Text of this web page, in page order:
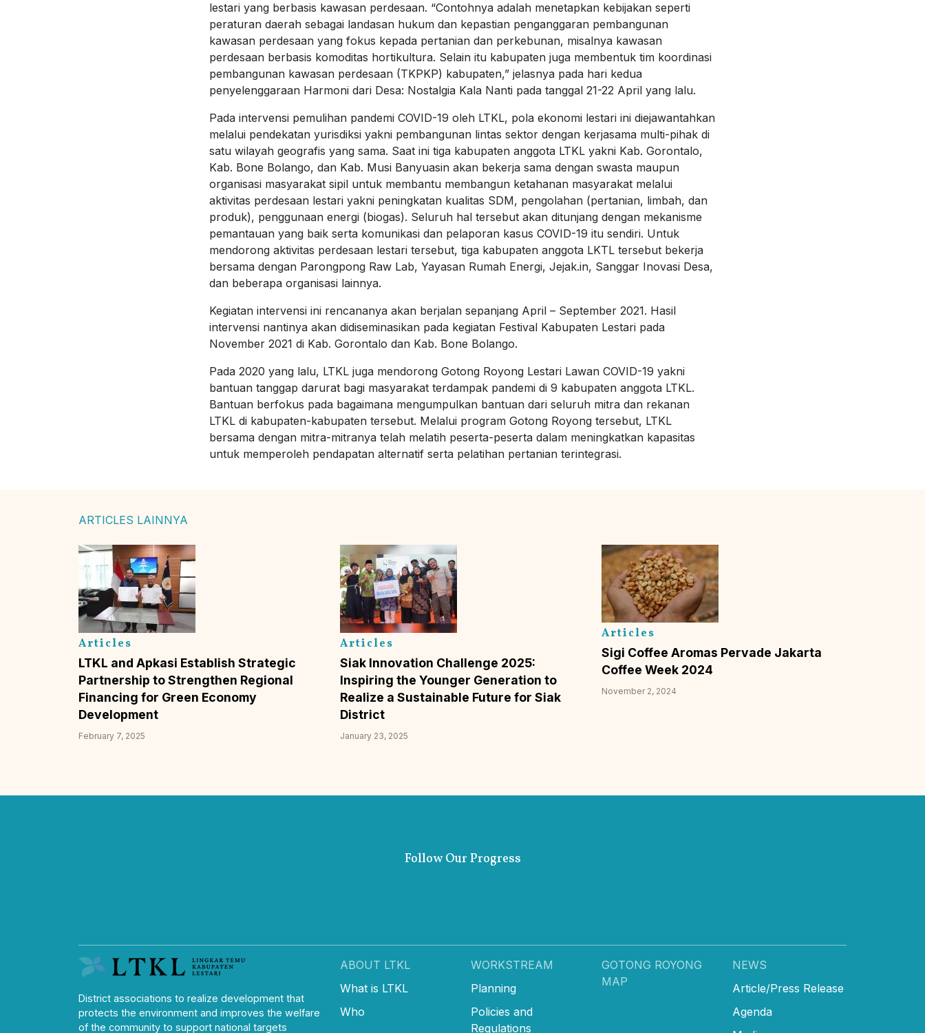
lestari yang berbasis kawasan perdesaan. “Contohnya adalah menetapkan kebijakan seperti
peraturan daerah sebagai landasan hukum dan kepastian penganggaran pembangunan
kawasan perdesaan yang fokus kepada pertanian dan perkebunan, misalnya kawasan
perdesaan berbasis komoditas hortikultura. Selain itu kabupaten juga membentuk tim koordinasi
pembangunan kawasan perdesaan (TKPKP) kabupaten,” jelasnya pada hari kedua
penyelenggaraan Harmoni dari Desa: Nostalgia Kala Nanti pada tanggal 21-22 April yang lalu.
Pada intervensi pemulihan pandemi COVID-19 oleh LTKL, pola ekonomi lestari ini diejawantahkan
melalui pendekatan yurisdiksi yakni pembangunan lintas sektor dengan kerjasama multi-pihak di
satu wilayah geografis yang sama. Saat ini tiga kabupaten anggota LTKL yakni Kab. Gorontalo,
Kab. Bone Bolango, dan Kab. Musi Banyuasin akan bekerja sama dengan swasta maupun
organisasi masyarakat sipil untuk membantu membangun ketahanan masyarakat melalui
aktivitas perdesaan lestari yakni peningkatan kualitas SDM, pengolahan (pertanian, limbah, dan
produk), penggunaan energi (biogas). Seluruh hal tersebut akan ditunjang dengan mekanisme
pemantauan yang baik serta komunikasi dan pelaporan kasus COVID-19 itu sendiri. Untuk
mendorong aktivitas perdesaan lestari tersebut, tiga kabupaten anggota LKTL tersebut bekerja
bersama dengan Parongpong Raw Lab, Yayasan Rumah Energi, Jejak.in, Sanggar Inovasi Desa,
dan beberapa organisasi lainnya.
Kegiatan intervensi ini rencananya akan berjalan sepanjang April – September 2021. Hasil
intervensi nantinya akan didiseminasikan pada kegiatan Festival Kabupaten Lestari pada
November 2021 di Kab. Gorontalo dan Kab. Bone Bolango.
Pada 2020 yang lalu, LTKL juga mendorong Gotong Royong Lestari Lawan COVID-19 yakni
bantuan tanggap darurat bagi masyarakat terdampak pandemi di 9 kabupaten anggota LTKL.
Bantuan berfokus pada bagaimana mengumpulkan bantuan dari seluruh mitra dan rekanan
LTKL di kabupaten-kabupaten tersebut. Melalui program Gotong Royong tersebut, LTKL
bersama dengan mitra-mitranya telah melatih peserta-peserta dalam meningkatkan kapasitas
untuk memperoleh pendapatan alternatif serta pelatihan pertanian terintegrasi.
ARTICLES LAINNYA
Articles
LTKL and Apkasi Establish Strategic
Partnership to Strengthen Regional
Financing for Green Economy
Development
February 7, 2025
Articles
Siak Innovation Challenge 2025:
Inspiring the Younger Generation to
Realize a Sustainable Future for Siak
District
January 23, 2025
Articles
Sigi Coffee Aromas Pervade Jakarta
Coffee Week 2024
November 2, 2024
Follow Our Progress
District associations to realize development that
protects the environment and improves the welfare
of the community to support national targets
ABOUT LTKL
What is LTKL
Who
WORKSTREAM
Planning
Policies and
Regulations
GOTONG ROYONG
MAP
NEWS
Article/Press Release
Agenda